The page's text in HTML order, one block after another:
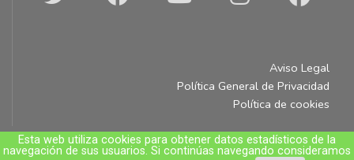
Aviso Legal
Política General de Privacidad
Política de cookies
Esta web utiliza cookies para obtener datos estadísticos de la
navegación de sus usuarios. Si continúas navegando consideramos